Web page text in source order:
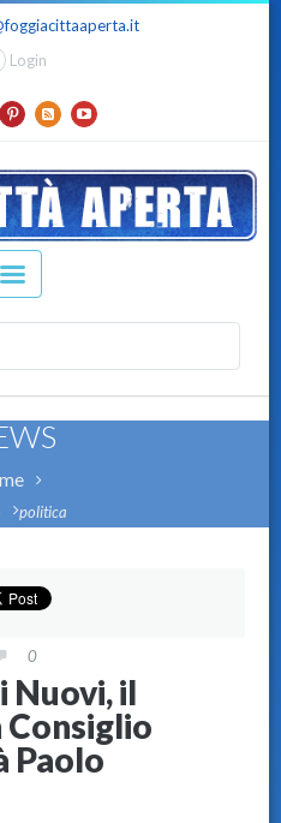
Login
politica
0
Nuovi, il
Paolo